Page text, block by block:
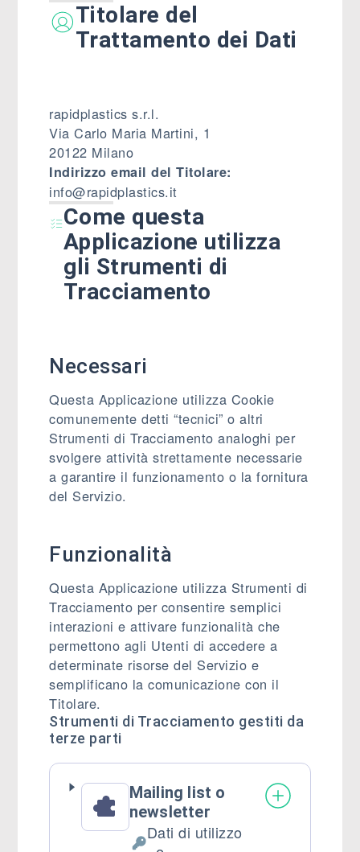
Titolare del
Trattamento dei Dati
rapidplastics s.r.l.
Via Carlo Maria Martini, 1
20122 Milano
Indirizzo email del Titolare:
info@rapidplastics.it
Come questa
Applicazione utilizza
gli Strumenti di
Tracciamento
Necessari
Questa Applicazione utilizza Cookie
comunemente detti “tecnici” o altri
Strumenti di Tracciamento analoghi per
svolgere attività strettamente necessarie
a garantire il funzionamento o la fornitura
del Servizio.
Funzionalità
Questa Applicazione utilizza Strumenti di
Tracciamento per consentire semplici
interazioni e attivare funzionalità che
permettono agli Utenti di accedere a
determinate risorse del Servizio e
semplificano la comunicazione con il
Titolare.
Strumenti di Tracciamento gestiti da
terze parti
Mailing list o
newsletter
Dati di utilizzo